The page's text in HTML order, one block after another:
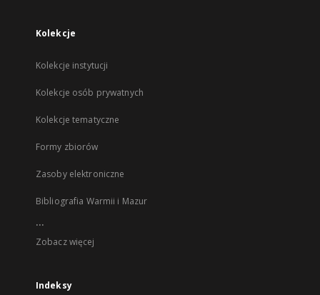
Kolekcje
Kolekcje instytucji
Kolekcje osób prywatnych
Kolekcje tematyczne
Formy zbiorów
Zasoby elektroniczne
Bibliografia Warmii i Mazur
...
Zobacz więcej
Indeksy